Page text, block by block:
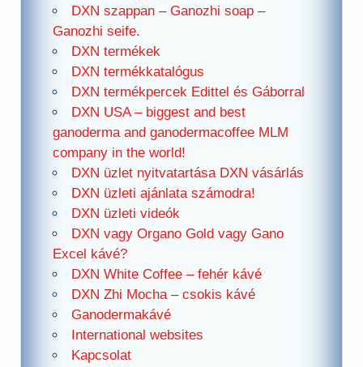
DXN szappan – Ganozhi soap –
Ganozhi seife.
DXN termékek
DXN termékkatalógus
DXN termékpercek Edittel és Gáborral
DXN USA – biggest and best
ganoderma and ganodermacoffee MLM
company in the world!
DXN üzlet nyitvatartása DXN vásárlás
DXN üzleti ajánlata számodra!
DXN üzleti videók
DXN vagy Organo Gold vagy Gano
Excel kávé?
DXN White Coffee – fehér kávé
DXN Zhi Mocha – csokis kávé
Ganodermakávé
International websites
Kapcsolat